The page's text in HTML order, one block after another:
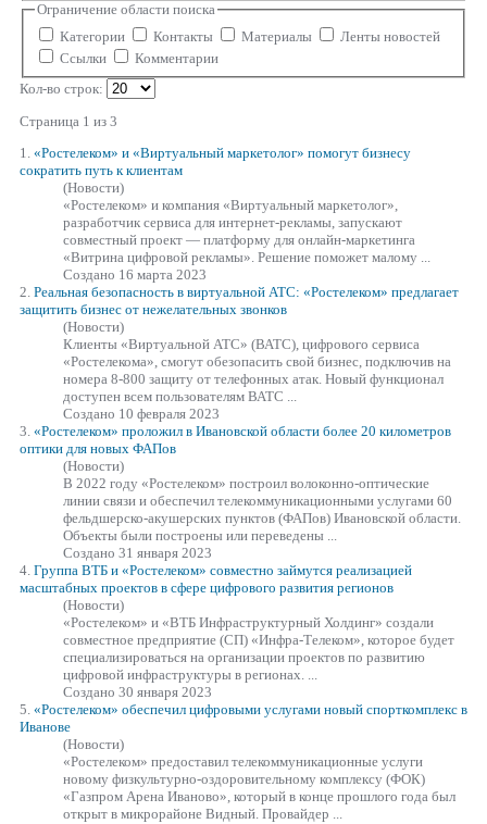
Ограничение области поиска
Категории
Контакты Материалы
Ленты новостей
Ссылки
Комментарии
Кол-во строк:
Страница 1 из 3
1. «Ростелеком» и «Виртуальный маркетолог» помогут бизнесу
сократить путь к клиентам
(Новости)
«Ростелеком» и компания «Виртуальный маркетолог»,
разработчик сервиса для интернет-рекламы, запускают
совместный проект — платформу для онлайн-маркетинга
«Витрина цифровой рекламы». Решение поможет малому ...
Создано 16 марта 2023
2. Реальная безопасность в виртуальной АТС: «Ростелеком» предлагает
защитить бизнес от нежелательных звонков
(Новости)
Клиенты «Виртуальной АТС» (ВАТС), цифрового сервиса
«Ростелекома», смогут обезопасить свой бизнес, подключив на
номера 8-800 защиту от телефонных атак. Новый функционал
доступен всем пользователям ВАТС ...
Создано 10 февраля 2023
3. «Ростелеком» проложил в Ивановской области более 20 километров
оптики для новых ФАПов
(Новости)
В 2022 году «Ростелеком» построил волоконно-оптические
линии связи и обеспечил телекоммуникационными услугами 60
фельдшерско-акушерских пунктов (ФАПов) Ивановской области.
Объекты были построены или переведены ...
Создано 31 января 2023
4. Группа ВТБ и «Ростелеком» совместно займутся реализацией
масштабных проектов в сфере цифрового развития регионов
(Новости)
«Ростелеком» и «ВТБ Инфраструктурный Холдинг» создали
совместное предприятие (СП) «Инфра-Телеком», которое будет
специализироваться на организации проектов по развитию
цифровой инфраструктуры в регионах. ...
Создано 30 января 2023
5. «Ростелеком» обеспечил цифровыми услугами новый спорткомплекс в
Иванове
(Новости)
«Ростелеком» предоставил телекоммуникационные услуги
новому физкультурно-оздоровительному комплексу (ФОК)
«Газпром Арена Иваново», который в конце прошлого года был
открыт в микрорайоне Видный. Провайдер ...